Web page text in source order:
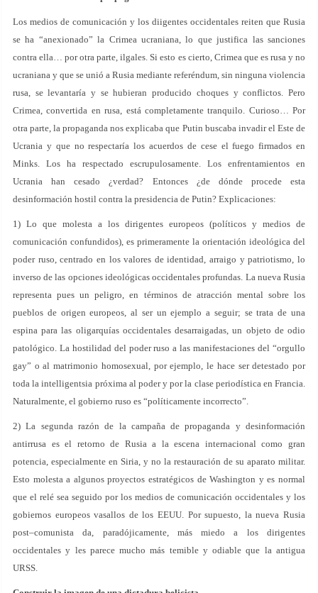
Los medios de comunicación y los diigentes occidentales reiten que Rusia
se ha “anexionado” la Crimea ucraniana, lo que justifica las sanciones
contra ella… por otra parte, ilgales. Si esto es cierto, Crimea que es rusa y no
ucraniana y que se unió a Rusia mediante referéndum, sin ninguna violencia
rusa, se levantaría y se hubieran producido choques y conflictos. Pero
Crimea, convertida en rusa, está completamente tranquilo. Curioso… Por
otra parte, la propaganda nos explicaba que Putin buscaba invadir el Este de
Ucrania y que no respectaría los acuerdos de cese el fuego firmados en
Minks. Los ha respectado escrupulosamente. Los enfrentamientos en
Ucrania han cesado ¿verdad? Entonces ¿de dónde procede esta
desinformación hostil contra la presidencia de Putin? Explicaciones:
1) Lo que molesta a los dirigentes europeos (políticos y medios de
comunicación confundidos), es primeramente la orientación ideológica del
poder ruso, centrado en los valores de identidad, arraigo y patriotismo, lo
inverso de las opciones ideológicas occidentales profundas. La nueva Rusia
representa pues un peligro, en términos de atracción mental sobre los
pueblos de origen europeos, al ser un ejemplo a seguir; se trata de una
espina para las oligarquías occidentales desarraigadas, un objeto de odio
patológico. La hostilidad del poder ruso a las manifestaciones del “orgullo
gay” o al matrimonio homosexual, por ejemplo, le hace ser detestado por
toda la intelligentsia próxima al poder y por la clase periodística en Francia.
Naturalmente, el gobierno ruso es “políticamente incorrecto”.
2) La segunda razón de la campaña de propaganda y desinformación
antirrusa es el retorno de Rusia a la escena internacional como gran
potencia, especialmente en Siria, y no la restauración de su aparato militar.
Esto molesta a algunos proyectos estratégicos de Washington y es normal
que el relé sea seguido por los medios de comunicación occidentales y los
gobiernos europeos vasallos de los EEUU. Por supuesto, la nueva Rusia
post–comunista da, paradójicamente, más miedo a los dirigentes
occidentales y les parece mucho más temible y odiable que la antigua
URSS.